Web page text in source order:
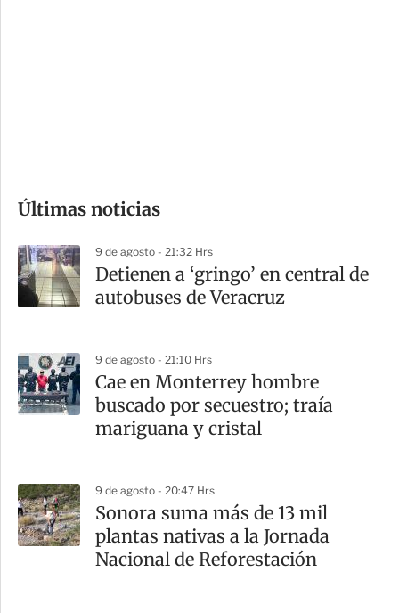
m
a
r
t
i
r
Últimas noticias
9 de agosto - 21:32 Hrs
Detienen a ‘gringo’ en central de
autobuses de Veracruz
9 de agosto - 21:10 Hrs
Cae en Monterrey hombre
buscado por secuestro; traía
mariguana y cristal
9 de agosto - 20:47 Hrs
Sonora suma más de 13 mil
plantas nativas a la Jornada
Nacional de Reforestación